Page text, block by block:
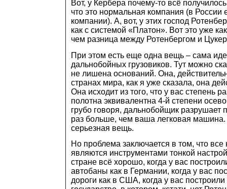
Вот, у Кербера почему-то всё
что это нормальная компания (в России
компании). А, вот, у этих господ
как с системой «Платон». Вот это уже
чем разница между Ротенбергом и
При этом есть еще одна вещь – сама
дальнобойных грузовиков. Тут можно
не лишена оснований. Она,
странах мира, как я уже сказала, она
Она исходит из того, что у вас степень
полотна эквивалентна 4-й степени
грубо говоря, дальнобойщик разрушает
раз больше, чем ваша легковая машина.
серьезная вещь.
Но проблема заключается в том, что все
являются инструментами тонкой
стране всё хорошо, когда у вас
автобаны как в Германии, когда у вас
дороги как в США, когда у вас